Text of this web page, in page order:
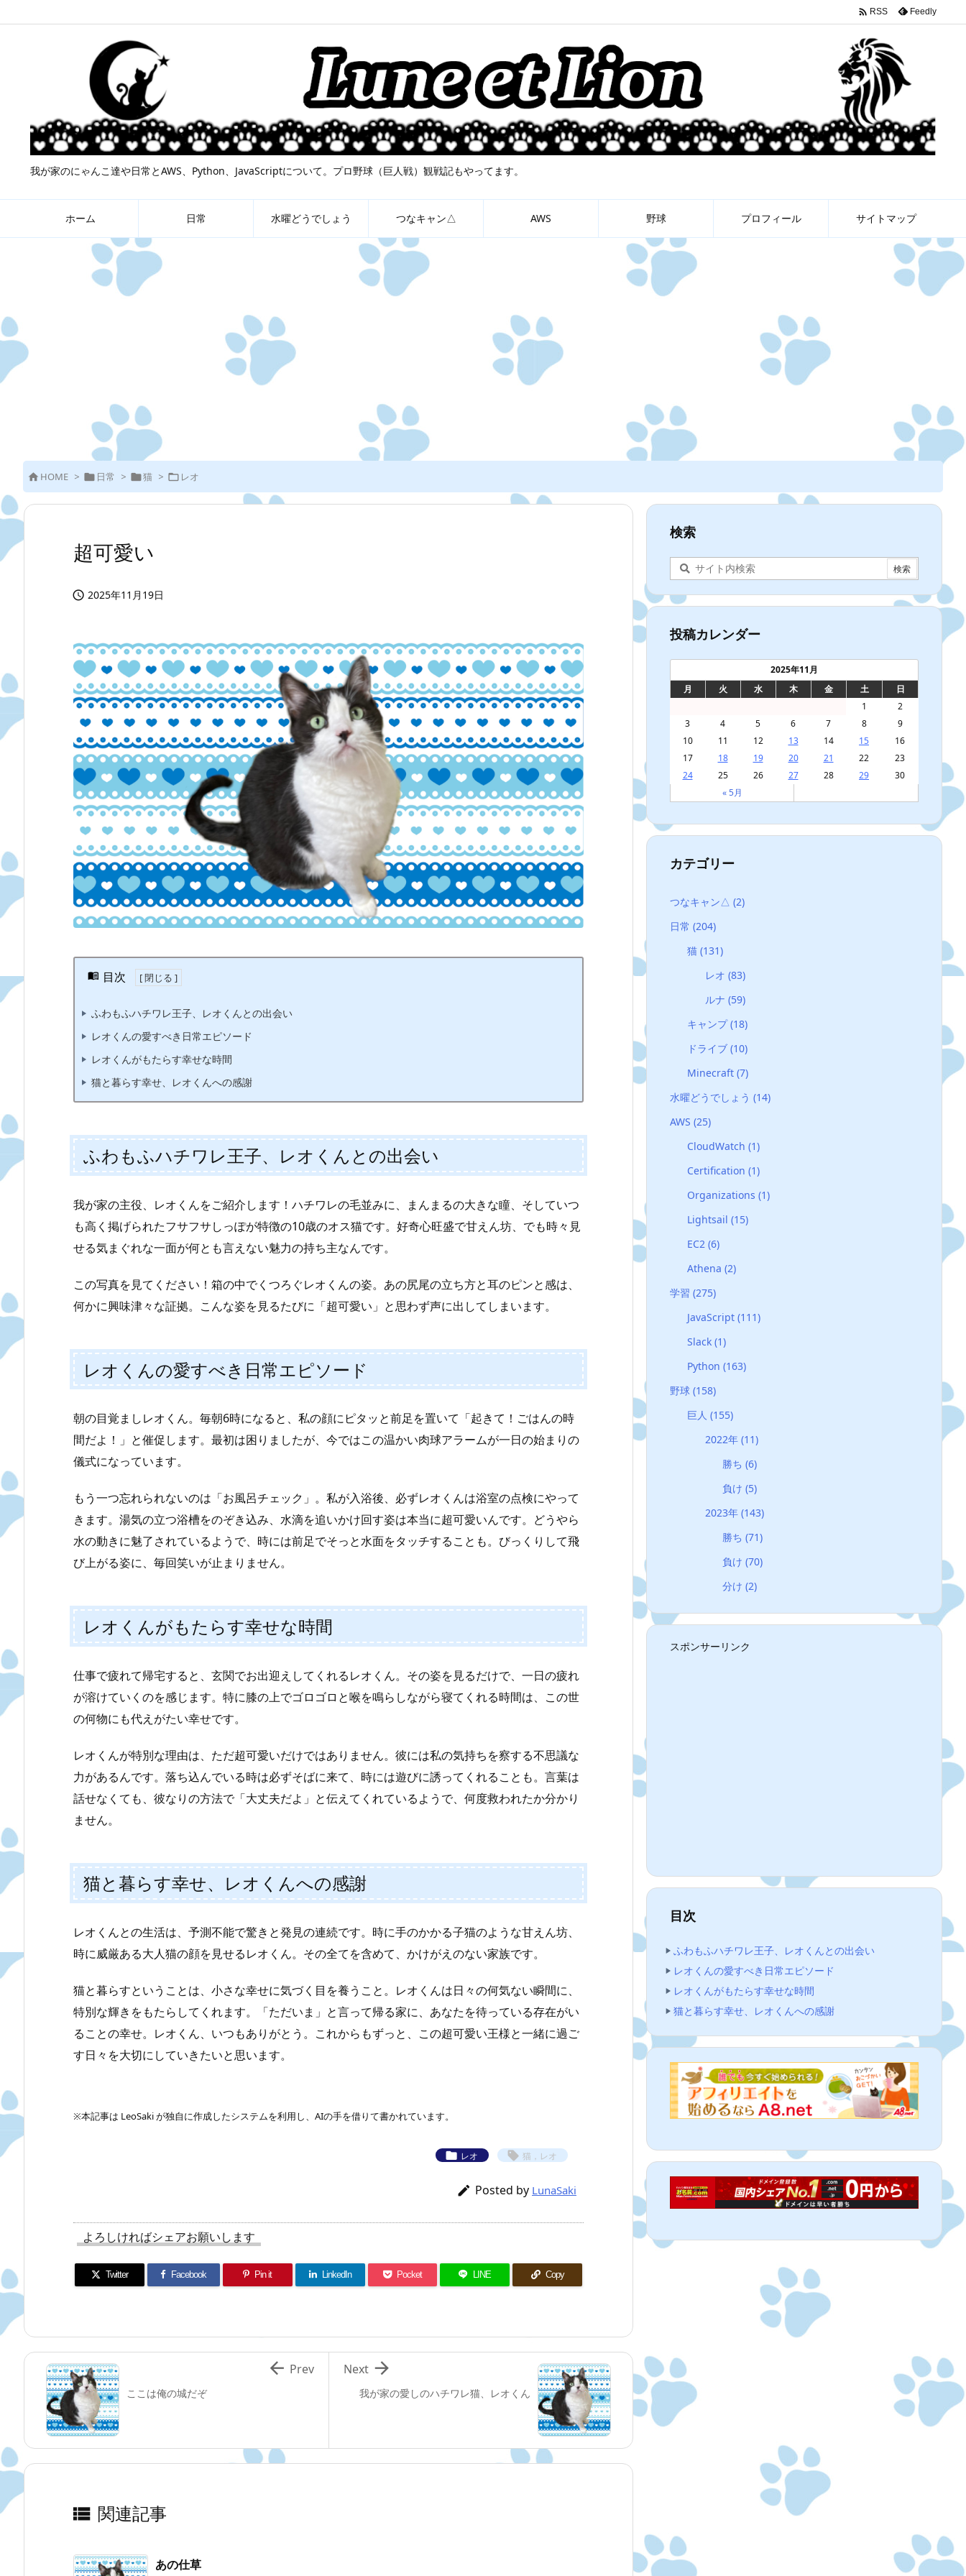
我が家のにゃんこ達や日常とAWS、Python、JavaScriptについて。プロ野球（巨人戦）観戦記もやってます。
ホーム 日常 水曜どうでしょう つなキャン△ AWS 野球 プロフィール サイトマップ
 RSS Feedly
 HOME >  日常 > 猫 >  レオ
超可愛い
 2025年11月19日
目次
ふわもふハチワレ王子、レオくんとの出会い
レオくんの愛すべき日常エピソード
レオくんがもたらす幸せな時間
猫と暮らす幸せ、レオくんへの感謝
ふわもふハチワレ王子、レオくんとの出会い
我が家の主役、レオくんをご紹介します！ハチワレの毛並みに、まんまるの大きな瞳、そしていつ
も高く掲げられたフサフサしっぽが特徴の10歳のオス猫です。好奇心旺盛で甘えん坊、でも時々見
せる気まぐれな一面が何とも言えない魅力の持ち主なんです。
この写真を見てください！箱の中でくつろぐレオくんの姿。あの尻尾の立ち方と耳のピンと感は、
何かに興味津々な証拠。こんな姿を見るたびに「超可愛い」と思わず声に出してしまいます。
レオくんの愛すべき日常エピソード
朝の目覚ましレオくん。毎朝6時になると、私の顔にピタッと前足を置いて「起きて！ごはんの時
間だよ！」と催促します。最初は困りましたが、今ではこの温かい肉球アラームが一日の始まりの
儀式になっています。
もう一つ忘れられないのは「お風呂チェック」。私が入浴後、必ずレオくんは浴室の点検にやって
きます。湯気の立つ浴槽をのぞき込み、水滴を追いかけ回す姿は本当に超可愛いんです。どうやら
水の動きに魅了されているようで、時には前足でそっと水面をタッチすることも。びっくりして飛
び上がる姿に、毎回笑いが止まりません。
レオくんがもたらす幸せな時間
仕事で疲れて帰宅すると、玄関でお出迎えしてくれるレオくん。その姿を見るだけで、一日の疲れ
が溶けていくのを感じます。特に膝の上でゴロゴロと喉を鳴らしながら寝てくれる時間は、この世
の何物にも代えがたい幸せです。
レオくんが特別な理由は、ただ超可愛いだけではありません。彼には私の気持ちを察する不思議な
力があるんです。落ち込んでいる時は必ずそばに来て、時には遊びに誘ってくれることも。言葉は
話せなくても、彼なりの方法で「大丈夫だよ」と伝えてくれているようで、何度救われたか分かり
ません。
猫と暮らす幸せ、レオくんへの感謝
レオくんとの生活は、予測不能で驚きと発見の連続です。時に手のかかる子猫のような甘えん坊、
時に威厳ある大人猫の顔を見せるレオくん。その全てを含めて、かけがえのない家族です。
猫と暮らすということは、小さな幸せに気づく目を養うこと。レオくんは日々の何気ない瞬間に、
特別な輝きをもたらしてくれます。「ただいま」と言って帰る家に、あなたを待っている存在がい
ることの幸せ。レオくん、いつもありがとう。これからもずっと、この超可愛い王様と一緒に過ご
す日々を大切にしていきたいと思います。
※本記事は LeoSaki が独自に作成したシステムを利用し、AIの手を借りて書かれています。
 レオ  猫，レオ
 Posted by LunaSaki
よろしければシェアお願いします
Twitter Facebook Pin it LinkedIn Pocket LINE Copy
我が家の愛しのハチワレ猫、レオくん

Next
ここは俺の城だぞ
 Prev
 関連記事
あの仕草
検索
投稿カレンダー
2025年11月
月
火 水 木 金 土
日
1
2
3
4 5 6 7 8
9
10
11 12 13 14 15
16
17
18 19 20 21 22
23
24
25 26 27 28 29
30
« 5月
カテゴリー
つなキャン△ (2)
日常 (204)
猫(131)
レオ (83)
ルナ (59)
キャンプ(18)
ドライブ(10)
Minecraft(7)
水曜どうでしょう (14)
AWS (25)
CloudWatch(1)
Certification(1)
Organizations(1)
Lightsail(15)
EC2(6)
Athena(2)
学習 (275)
JavaScript(111)
Slack(1)
Python(163)
野球 (158)
巨人(155)
2022年 (11)
勝ち(6)
負け(5)
2023年 (143)
勝ち(71)
負け(70)
分け(2)
スポンサーリンク
目次
ふわもふハチワレ王子、レオくんとの出会い
レオくんの愛すべき日常エピソード
レオくんがもたらす幸せな時間
猫と暮らす幸せ、レオくんへの感謝